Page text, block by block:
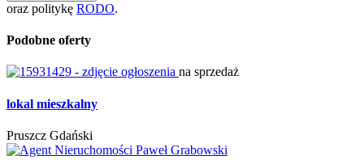
oraz politykę RODO.
Podobne oferty
na sprzedaż
lokal mieszkalny
Pruszcz Gdański